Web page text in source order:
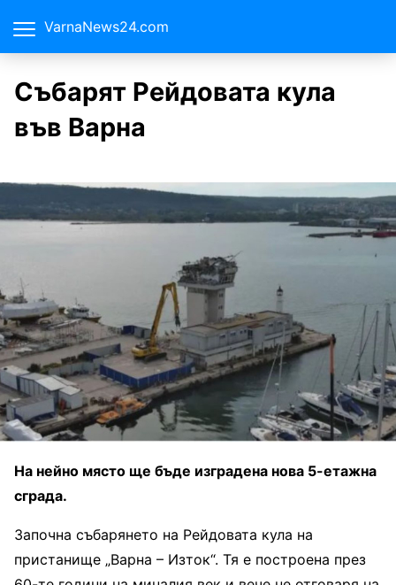
VarnaNews24.com
Събарят Рейдовата кула
във Варна
На нейно място ще бъде изградена нова 5-етажна
сграда.
Започна събарянето на Рейдовата кула на
пристанище „Варна – Изток“. Тя е построена през